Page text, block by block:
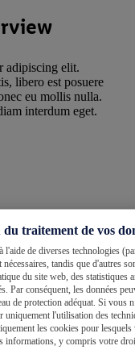
adipiscing elit.
libero est posuere
eu mollis nulla.
interdum eget.
adipiscing elit.
libero est posuere
eu mollis nulla.
interdum eget.
traitement de vos
l'aide de diverses technologies
tandis que d'autres
du site web, des statistiques
Par conséquent, les données
de protection adéquat. Si vous
l'utilisation des
les cookies pour lesquels
informations, y compris votre